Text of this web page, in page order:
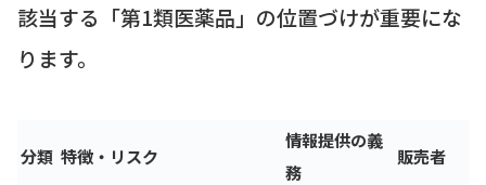
該当する「第1類医薬品」の位置づけが重要にな
ります。
分類 特徴・リスク
情報提供の義
務
販売者